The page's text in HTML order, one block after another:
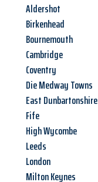
Aldershot
Birkenhead
Bournemouth
Cambridge
Coventry
Die Medway Towns
East Dunbartonshire
Fife
High Wycombe
Leeds
London
Milton Keynes